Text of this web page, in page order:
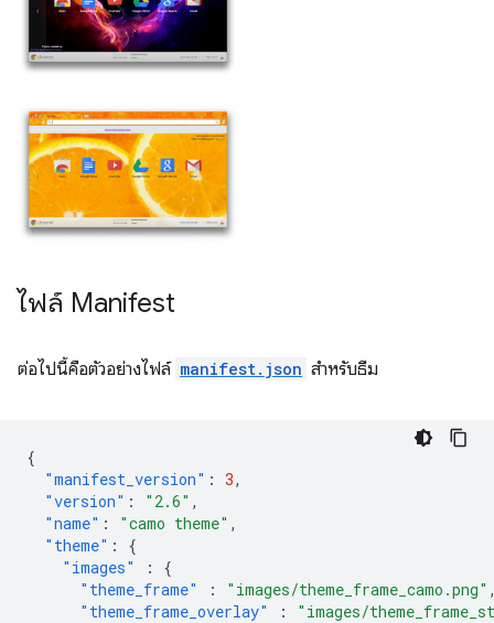
ไฟล์ Manifest
ต่อไปนี้คือตัวอย่างไฟล์ manifest.json สำหรับธีม
{
"manifest_version" : 3,
"version" : "2.6" ,
"name" : "camo theme" ,
"theme" :
{
"images"
:
{
"theme_frame"
: "images/theme_frame_camo.png"
"theme_frame_overlay"
:
"images/